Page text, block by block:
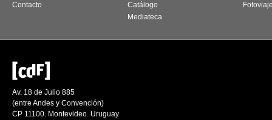
Contacto
Catálogo
Mediateca
Av. 18 de Julio 885
(entre Andes y Convención)
CP 11100. Montevideo. Uruguay